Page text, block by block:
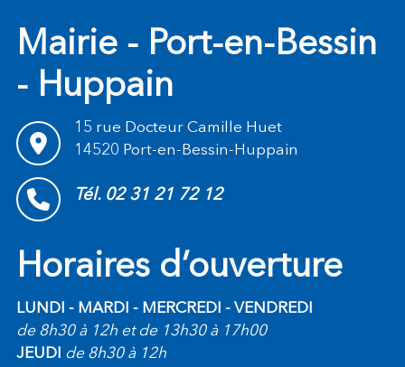
Mairie - Port-en-Bessin
- Huppain
15 rue Docteur Camille Huet
14520 Port-en-Bessin-Huppain
Tél. 02 31 21 72 12
Horaires d’ouverture
LUNDI - MARDI - MERCREDI - VENDREDI
de 8h30 à 12h et de 13h30 à 17h00
JEUDI de 8h30 à 12h